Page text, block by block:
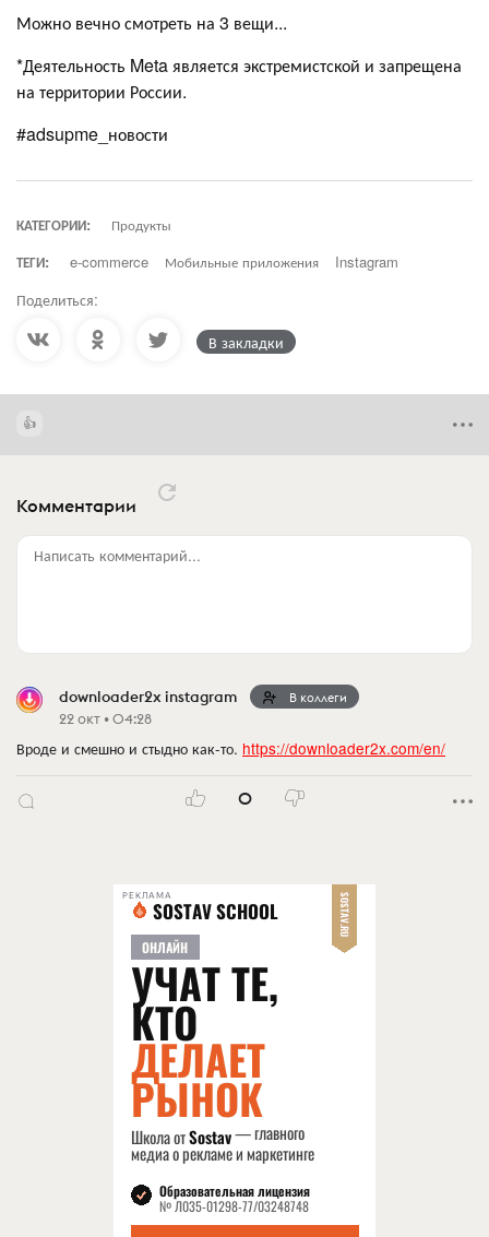
Можно вечно смотреть на 3 вещи...
*Деятельность Meta является экстремистской и запрещена
на территории России.
#adsupme_новости
КАТЕГОРИИ:
Продукты
ТЕГИ:
e-commerce Мобильные приложения Instagram
Поделиться:
В закладки
Комментарии
Написать комментарий...
downloader2x instagram В коллеги
22 окт • 04:28
Вроде и смешно и стыдно как-то. https://downloader2x.com/en/
0
РЕКЛАМА